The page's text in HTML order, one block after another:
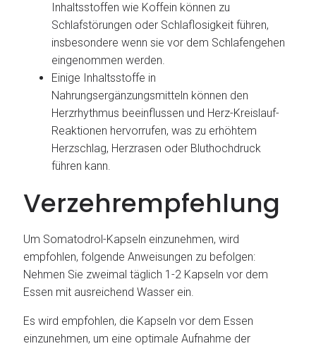
Inhaltsstoffen wie Koffein können zu
Schlafstörungen oder Schlaflosigkeit führen,
insbesondere wenn sie vor dem Schlafengehen
eingenommen werden.
Einige Inhaltsstoffe in
Nahrungsergänzungsmitteln können den
Herzrhythmus beeinflussen und Herz-Kreislauf-
Reaktionen hervorrufen, was zu erhöhtem
Herzschlag, Herzrasen oder Bluthochdruck
führen kann.
Verzehrempfehlung
Um Somatodrol-Kapseln einzunehmen, wird
empfohlen, folgende Anweisungen zu befolgen:
Nehmen Sie zweimal täglich 1-2 Kapseln vor dem
Essen mit ausreichend Wasser ein.
Es wird empfohlen, die Kapseln vor dem Essen
einzunehmen, um eine optimale Aufnahme der